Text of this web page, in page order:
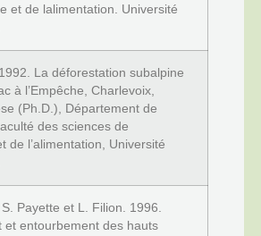
et de lalimentation. Université
La déforestation subalpine
à l’Empêche, Charlevoix,
(Ph.D.), Département de
des sciences de
de l’alimentation, Université
Payette et L. Filion. 1996.
et entourbement des hauts